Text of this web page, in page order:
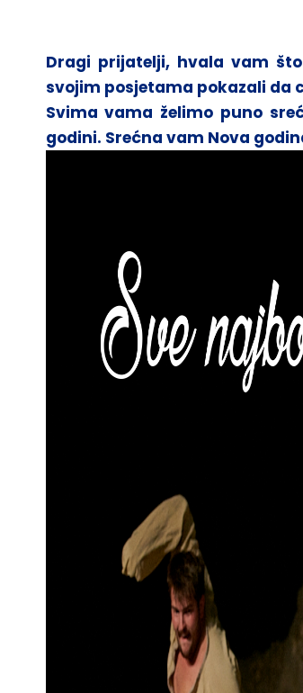
Dragi prijatelji, hvala vam
svojim posjetama pokazali da
Svima vama želimo puno
godini. Srećna vam Nova